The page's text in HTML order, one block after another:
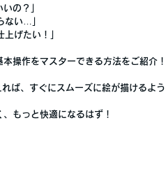
の？」
ない…」
げたい！」
操作をマスターできる方法をご紹介！
れば、すぐにスムーズに絵が描けるよ
もっと快適になるはず！